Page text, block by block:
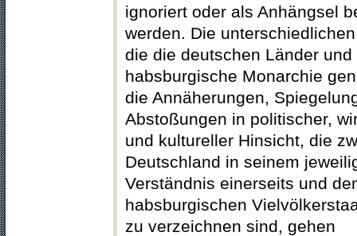
ignoriert oder als Anhängsel
werden. Die
die die deutschen Länder und
habsburgische Monarchie
die Annäherungen,
Abstoßungen in politischer,
und kultureller Hinsicht, die
Deutschland in seinem
Verständnis einerseits und
habsburgischen
zu verzeichnen sind, gehen